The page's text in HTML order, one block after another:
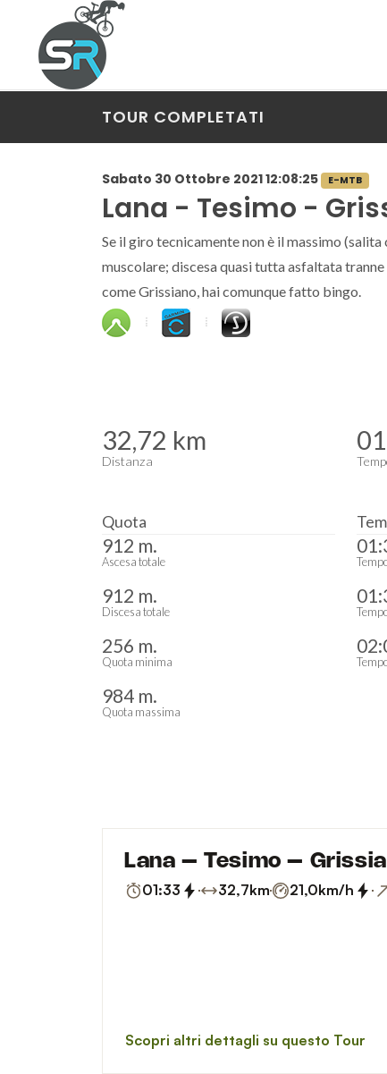
TOUR COMPLETATI
Sabato 30 Ottobre 2021 12:08:25 E-MTB
Lana - Tesimo -
Se il giro tecnicamente non è il massimo
muscolare; discesa quasi tutta asfaltata
come Grissiano, hai comunque fatto bingo.
32,72 km
Distanza
Quota
912 m.
Ascesa totale
912 m.
Discesa totale
256 m.
Quota minima
984 m.
Quota massima